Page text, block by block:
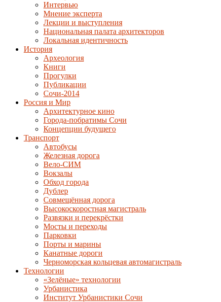
Интервью
Мнение эксперта
Лекции и выступления
Национальная палата архитекторов
Локальная идентичность
История
Археология
Книги
Прогулки
Публикации
Сочи-2014
Россия и Мир
Архитектурное кино
Города-побратимы Сочи
Концепции будущего
Транспорт
Автобусы
Железная дорога
Вело-СИМ
Вокзалы
Обход города
Дублер
Совмещённая дорога
Высокоскоростная магистраль
Развязки и перекрёстки
Мосты и переходы
Парковки
Порты и марины
Канатные дороги
Черноморская кольцевая автомагистраль
Технологии
«Зелёные» технологии
Урбанистика
Институт Урбанистики Сочи